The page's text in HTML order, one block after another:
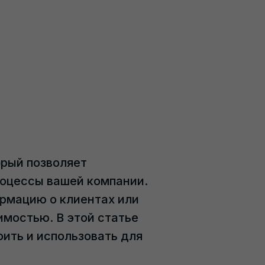
позволяет
вашей компании.
о клиентах или
В этой статье
и использовать для